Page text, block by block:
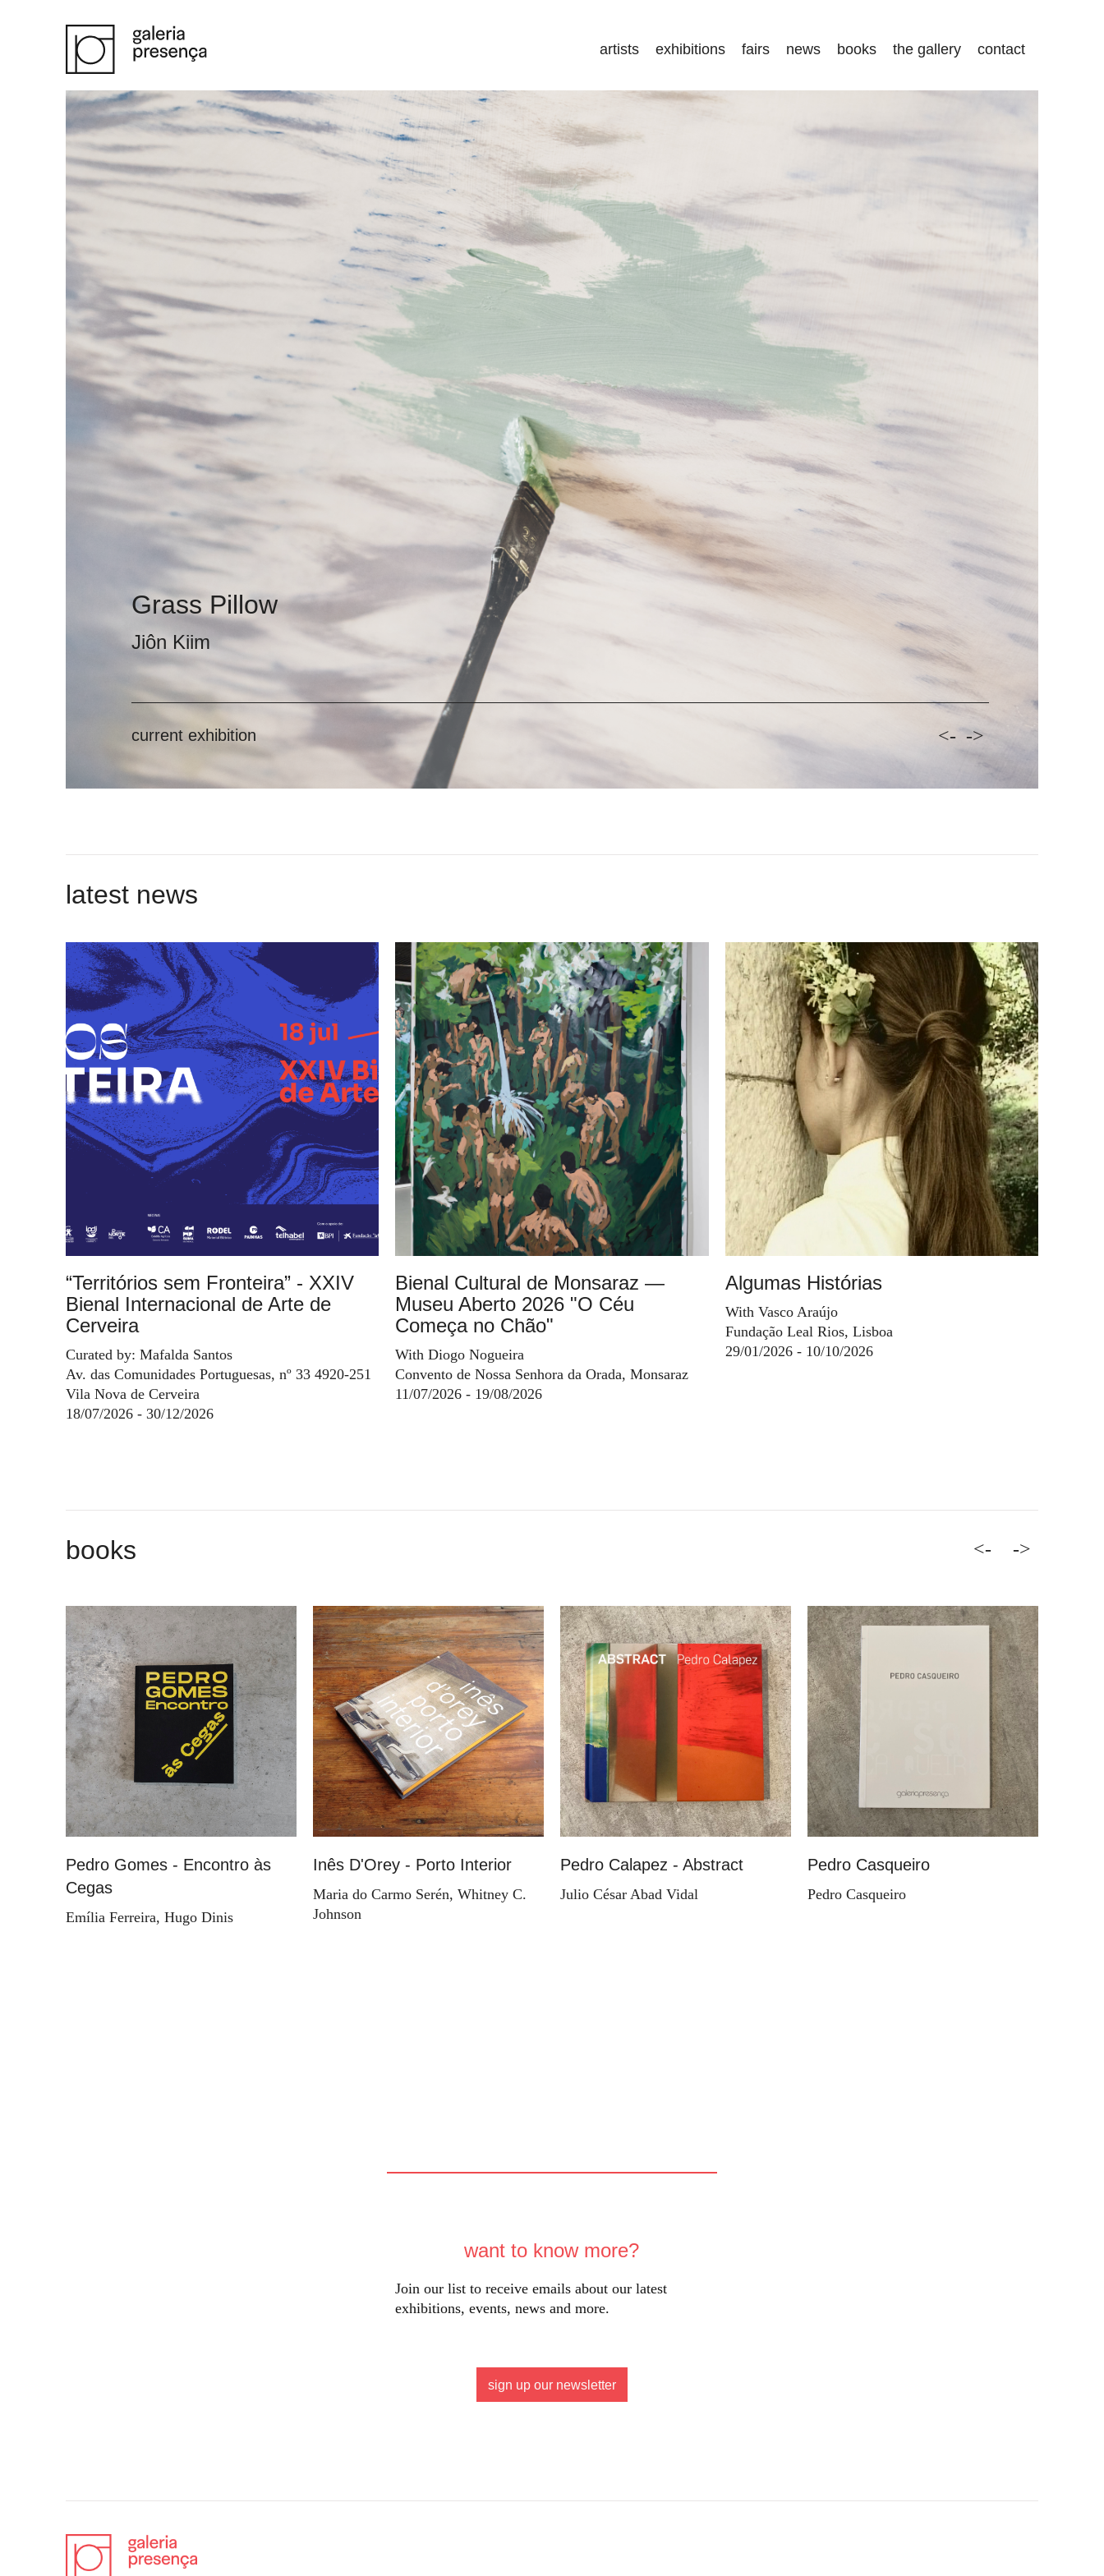
artists exhibitions fairs news books the gallery contact
Grass Pillow
Jiôn Kiim
current exhibition <- ->
latest news
“Territórios sem Fronteira” - XXIV
Bienal Internacional de Arte de
Cerveira
Curated by: Mafalda Santos
Av. das Comunidades Portuguesas, nº 33 4920-251
Vila Nova de Cerveira
18/07/2026 - 30/12/2026
Bienal Cultural de Monsaraz —
Museu Aberto 2026 "O Céu
Começa no Chão"
With Diogo Nogueira
Convento de Nossa Senhora da Orada, Monsaraz
11/07/2026 - 19/08/2026
Algumas Histórias
With Vasco Araújo
Fundação Leal Rios, Lisboa
29/01/2026 - 10/10/2026
books <-
Pedro Gomes - Encontro às
Cegas
Emília Ferreira, Hugo Dinis
Inês D'Orey - Porto Interior
Maria do Carmo Serén, Whitney C.
Johnson
Pedro Calapez - Abstract
Julio César Abad Vidal
Pedro Casqueiro
Pedro Casqueiro
->
want to know more?
Join our list to receive emails about our latest
exhibitions, events, news and more.
sign up our newsletter